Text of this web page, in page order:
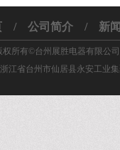
/ 公司简介 / 新
权所有©台州展胜电器有限公司
江省台州市仙居县永安工业集